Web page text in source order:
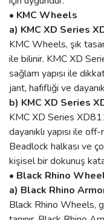
• KMC Wheels
a) KMC XD Series
KMC Wheels, şık
ile bilinir. KMC XD
sağlam yapısı ile
jant, hafifliği ve
b) KMC XD Series
KMC XD Series
dayanıklı yapısı ile
Beadlock halkası ve
kişisel bir dokunuş
• Black Rhino
a) Black Rhino
Black Rhino Wheels,